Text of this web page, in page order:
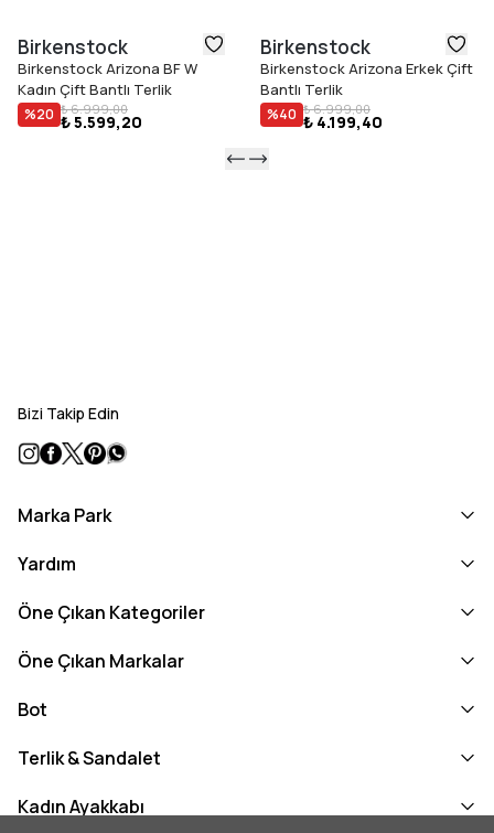
Birkenstock
Birkenstock Arizona BF W
Kadın Çift Bantlı Terlik
%20 ₺ 6.999,00
₺ 5.599,20
Birkenstock
Birkenstock Arizona Erkek Çift
Bantlı Terlik
%40 ₺ 6.999,00
₺ 4.199,40
Bizi Takip Edin
Marka Park
Yardım
Öne Çıkan Kategoriler
Öne Çıkan Markalar
Bot
Terlik & Sandalet
Kadın Ayakkabı